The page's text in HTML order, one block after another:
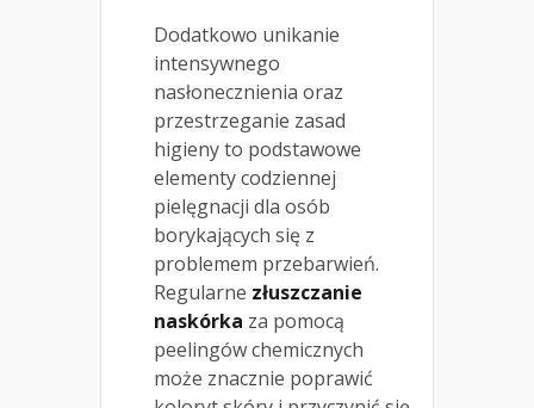
Dodatkowo unikanie
intensywnego
nasłonecznienia oraz
przestrzeganie zasad
higieny to podstawowe
elementy codziennej
pielęgnacji dla osób
borykających się z
problemem przebarwień.
Regularne złuszczanie
naskórka za pomocą
peelingów chemicznych
może znacznie poprawić